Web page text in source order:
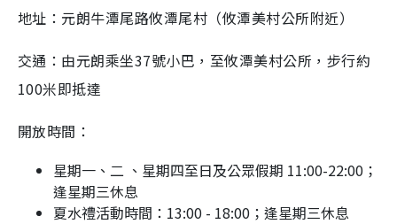
地址：元朗牛潭尾路攸潭尾村（攸潭美村公所附近）
交通：由元朗乘坐37號小巴，至攸潭美村公所，步行約
100米即抵達
開放時間：
星期一、二 、星期四至日及公眾假期 11:00-22:00；
逢星期三休息
夏水禮活動時間：13:00 - 18:00；逢星期三休息